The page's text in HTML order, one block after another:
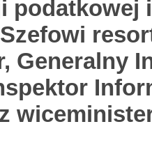
podatkowej
Szefowi
Generalny